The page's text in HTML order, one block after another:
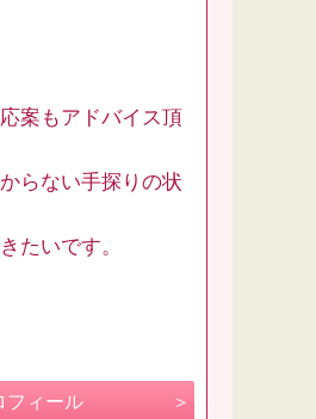
案もアドバイス頂
らない手探りの状
たいです。
フィール